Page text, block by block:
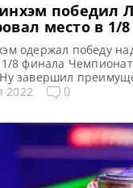
победил
место в 1/
Мира по
одержал победу
8 финала
завершил
1/16 финала
Чемпионата Мира
2022 0